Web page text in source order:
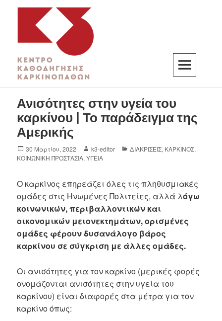
K3
ΚΕΝΤΡΟ ΚΑΘΟΔΗΓΗΣΗΣ ΚΑΡΚΙΝΟΠΑΘΩΝ
Ανισότητες στην υγεία του
καρκίνου | Το παράδειγμα της
Αμερικής
30 Μαρτίου, 2022 k3-editor ΔΙΑΚΡΙΣΕΙΣ, ΚΑΡΚΙΝΟΣ,
ΚΟΙΝΩΝΙΚΗ ΠΡΟΣΤΑΣΙΑ,ΥΓΕΙΑ
Ο καρκίνος επηρεάζει όλες τις πληθυσμιακές
ομάδες στις Ηνωμένες Πολιτείες, αλλά λόγω
κοινωνικών, περιβαλλοντικών και
οικονομικών μειονεκτημάτων, ορισμένες
ομάδες φέρουν δυσανάλογο βάρος
καρκίνου σε σύγκριση με άλλες ομάδες.
Οι ανισότητες για τον καρκίνο (μερικές φορές
ονομάζονται ανισότητες στην υγεία του
καρκίνου) είναι διαφορές στα μέτρα για τον
καρκίνο όπως: